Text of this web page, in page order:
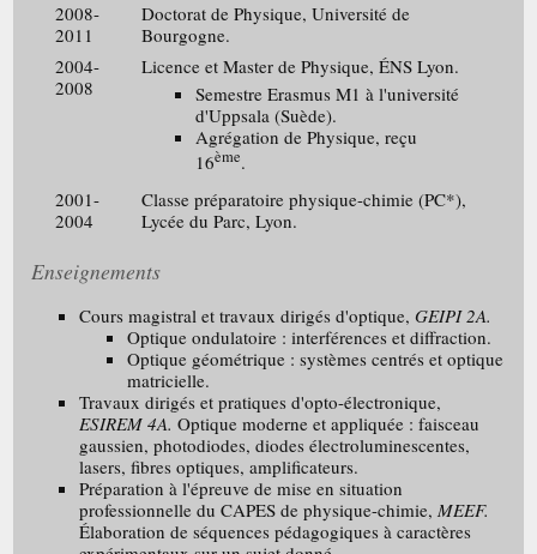
2008-
2011
Doctorat de Physique, Université de
Bourgogne.
2004-
2008
Licence et Master de Physique, ÉNS Lyon.
Semestre Erasmus M1 à l'université
d'Uppsala (Suède).
Agrégation de Physique, reçu
16ème.
2001-
2004
Classe préparatoire physique-chimie (PC*),
Lycée du Parc, Lyon.
Enseignements
Cours magistral et travaux dirigés d'optique,GEIPI 2A.
Optique ondulatoire : interférences et diffraction.
Optique géométrique : systèmes centrés et optique
matricielle.
Travaux dirigés et pratiques d'opto-électronique,
ESIREM 4A. Optique moderne et appliquée : faisceau
gaussien, photodiodes, diodes électroluminescentes,
lasers, fibres optiques, amplificateurs.
Préparation à l'épreuve de mise en situation
professionnelle du CAPES de physique-chimie,MEEF.
Élaboration de séquences pédagogiques à caractères